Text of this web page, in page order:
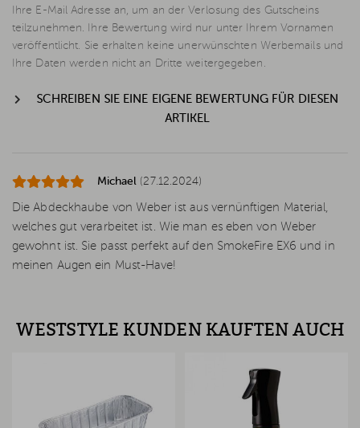
Ihre E-Mail Adresse an, um an der Verlosung des Gutscheins
teilzunehmen. Ihre Bewertung wird nur unter Ihrem Vornamen
veröffentlicht. Sie erhalten keine unerwünschten Werbemails und
Ihre Daten werden nicht an Dritte weitergegeben.
SCHREIBEN SIE EINE EIGENE BEWERTUNG FÜR DIESEN
ARTIKEL
Michael (27.12.2024)
Die Abdeckhaube von Weber ist aus vernünftigen Material,
welches gut verarbeitet ist. Wie man es eben von Weber
gewohnt ist. Sie passt perfekt auf den SmokeFire EX6 und in
meinen Augen ein Must-Have!
WESTSTYLE KUNDEN KAUFTEN AUCH